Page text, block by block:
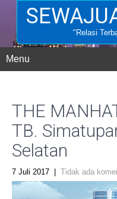
"Relasi
Menu
THE
TB.
Selatan
7 Juli 2017 Tidak ada